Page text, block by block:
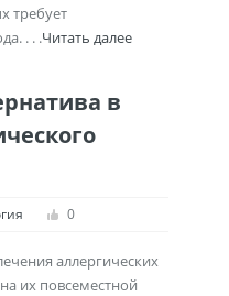
требует
. . .Читать далее
в
0
аллергических
их повсеместной